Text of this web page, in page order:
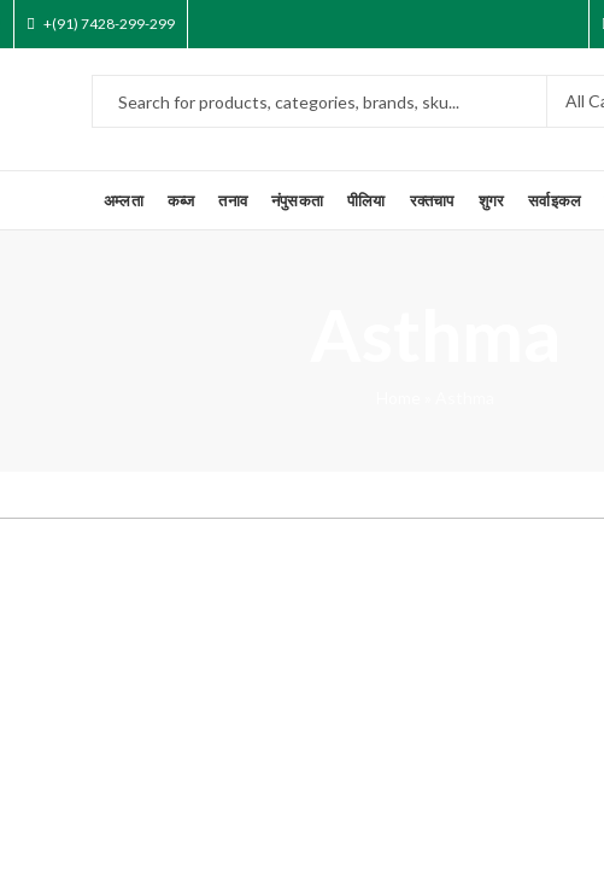
+(91) 7428-299-299
अम्लता कब्ज तनाव नंपुसकता पीलिया रक्तचाप शुगर सर्वाइकल